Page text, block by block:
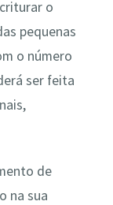
o
pequenas
o número
ser feita
de
na sua